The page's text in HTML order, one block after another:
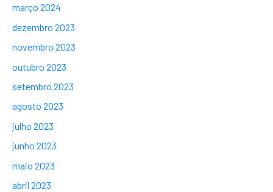
março 2024
dezembro 2023
novembro 2023
outubro 2023
setembro 2023
agosto 2023
julho 2023
junho 2023
maio 2023
abril 2023